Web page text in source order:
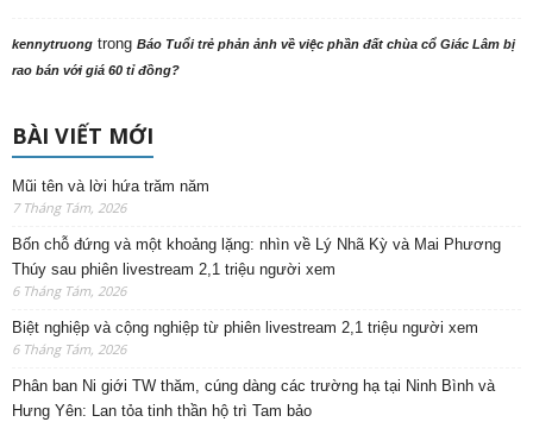
kennytruong trong Báo Tuổi trẻ phản ảnh về việc phần đất chùa cổ Giác Lâm bị
rao bán với giá 60 tỉ đồng?
BÀI VIẾT MỚI
Mũi tên và lời hứa trăm năm
7 Tháng Tám, 2026
Bốn chỗ đứng và một khoảng lặng: nhìn về Lý Nhã Kỳ và Mai Phương
Thúy sau phiên livestream 2,1 triệu người xem
6 Tháng Tám, 2026
Biệt nghiệp và cộng nghiệp từ phiên livestream 2,1 triệu người xem
6 Tháng Tám, 2026
Phân ban Ni giới TW thăm, cúng dàng các trường hạ tại Ninh Bình và
Hưng Yên: Lan tỏa tinh thần hộ trì Tam bảo